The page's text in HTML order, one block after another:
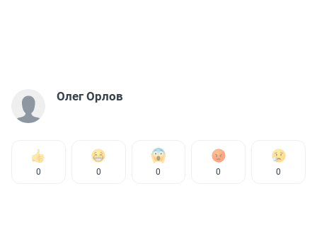
Олег Орлов
0 0 0 0 0